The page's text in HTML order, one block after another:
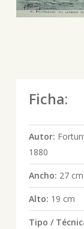
Ficha:
Autor:
1880
Ancho: 27 cm
Alto: 19 cm
Tipo /